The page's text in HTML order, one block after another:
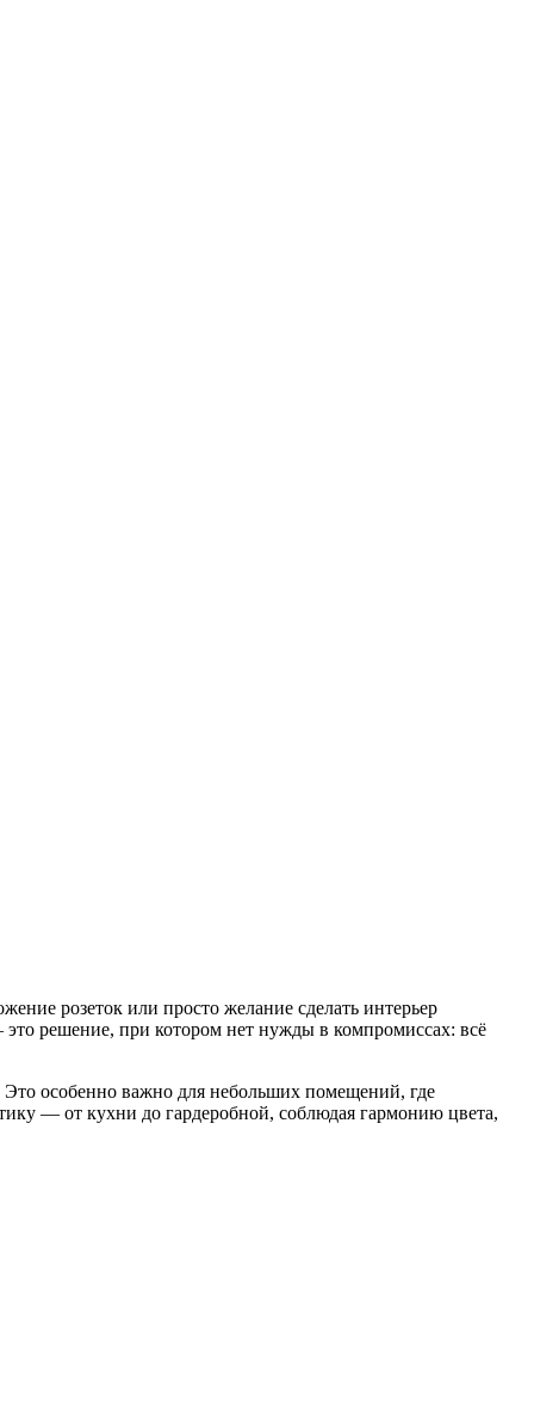
розеток или просто желание сделать интерьер
решение, при котором нет нужды в компромиссах: всё
особенно важно для небольших помещений, где
— от кухни до гардеробной, соблюдая гармонию цвета,